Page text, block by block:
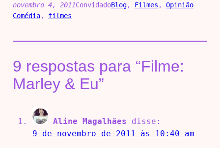
novembro 4, 2011ConvidadoBlog, Filmes , Opinião
Comédia, filmes
9 respostas para “Filme:
Marley & Eu”
Aline Magalhães
disse:
9 de novembro de 2011 às 10:40 am